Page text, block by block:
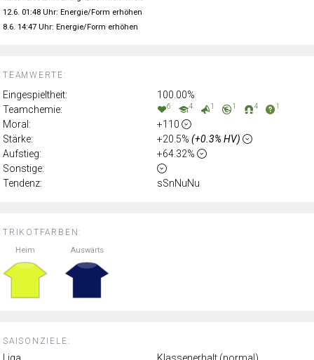
TRIKOTFARBEN:
Heim Auswärts
SAISONZIELE:
Liga Klassenerhalt (normal)
TEAMWERTE:
Eingespieltheit:
100.00%
Teamchemie:
6 4 1 1 4 1
Moral:
+110
Stärke:
+20.5% (+0.3% HV)
Aufstieg:
+64.32%
Sonstige:
Tendenz:
sSnNuNu
12.6. 01:48 Uhr: Energie/Form erhöhen
8.6. 14:47 Uhr: Energie/Form erhöhen